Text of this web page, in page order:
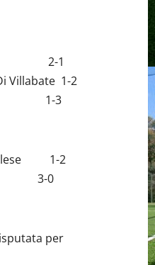
2-1
Villabate 1-2
1-3
1-2
3-0
per